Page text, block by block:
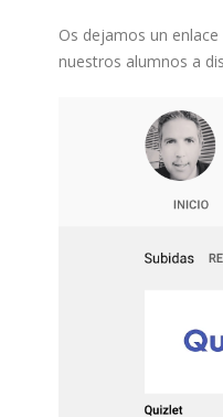
Os dejamos un enlace
nuestros alumnos a